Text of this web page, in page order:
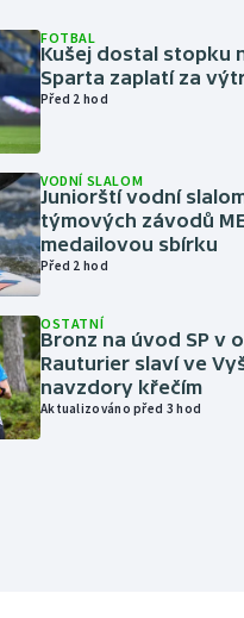
FOTBAL
Kušej dostal stopku
Sparta zaplatí za
Před 2 hod
VODNÍ SLALOM
Juniorští vodní
týmových závodů
medailovou sbírku
Před 2 hod
OSTATNÍ
Bronz na úvod SP v
Rauturier slaví ve
navzdory křečím
Aktualizováno před 3 hod